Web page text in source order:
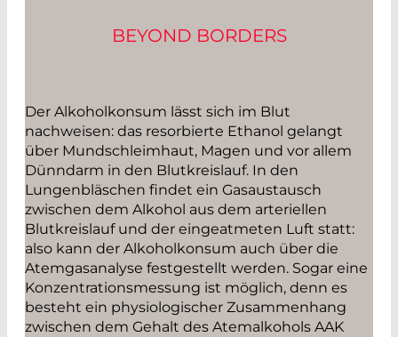
BEYOND BORDERS
Der Alkoholkonsum lässt sich im Blut
nachweisen: das resorbierte Ethanol gelangt
über Mundschleimhaut, Magen und vor allem
Dünndarm in den Blutkreislauf. In den
Lungenbläschen findet ein Gasaustausch
zwischen dem Alkohol aus dem arteriellen
Blutkreislauf und der eingeatmeten Luft statt:
also kann der Alkoholkonsum auch über die
Atemgasanalyse festgestellt werden. Sogar eine
Konzentrationsmessung ist möglich, denn es
besteht ein physiologischer Zusammenhang
zwischen dem Gehalt des Atemalkohols AAK